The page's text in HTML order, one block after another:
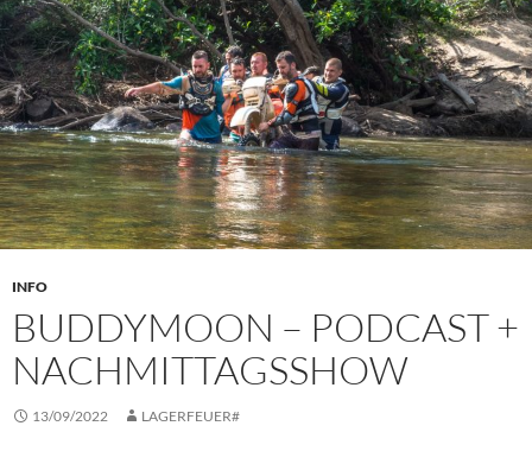
INFO
BUDDYMOON – PODCAST +
NACHMITTAGSSHOW
13/09/2022 LAGERFEUER#